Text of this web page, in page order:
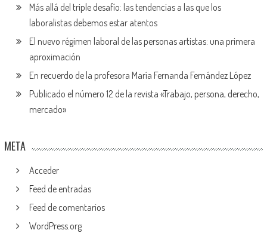
Más allá del triple desafío: las tendencias a las que los
laboralistas debemos estar atentos
El nuevo régimen laboral de las personas artistas: una primera
aproximación
En recuerdo de la profesora María Fernanda Fernández López
Publicado el número 12 de la revista «Trabajo, persona, derecho,
mercado»
META
Acceder
Feed de entradas
Feed de comentarios
WordPress.org